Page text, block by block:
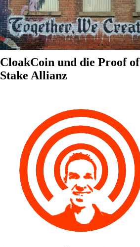
CloakCoin und die Proof of
Stake Allianz